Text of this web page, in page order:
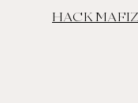
HACK